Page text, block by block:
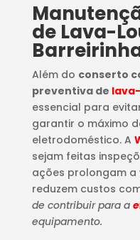
de Lava-
Além do conserto
preventiva de
essencial para
garantir o máximo
eletrodoméstico. A
sejam feitas
ações prolongam
reduzem custos
de contribuir para a
equipamento.